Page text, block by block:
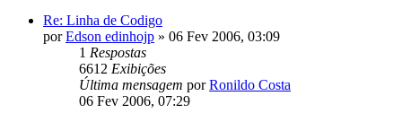
Re: Linha de Codigo
porEdson edinhojp » 06 Fev 2006, 03:09
1 Respostas
6612 Exibições
Última mensagem porRonildo Costa
06 Fev 2006, 07:29